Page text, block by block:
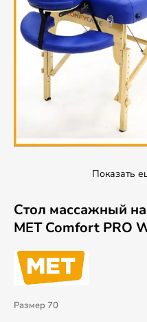
Показать
Стол массажный
MET Comfort PRO
Размер 70